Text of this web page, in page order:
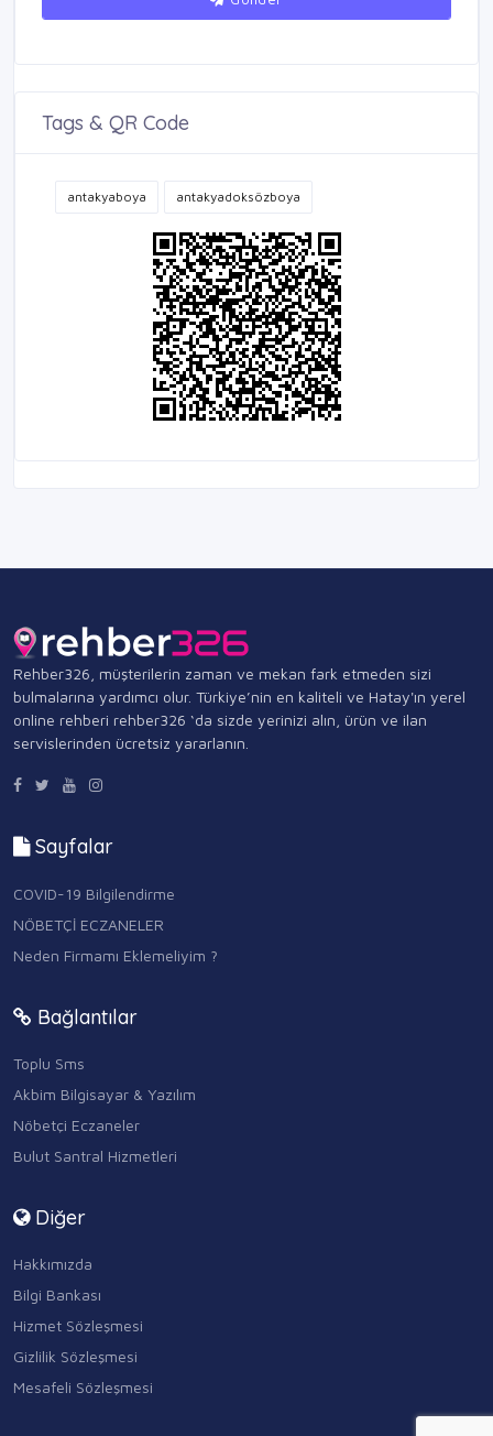
Tags & QR Code
antakyaboya antakyadoksözboya
Rehber326, müşterilerin zaman ve mekan fark etmeden sizi
bulmalarına yardımcı olur. Türkiye’nin en kaliteli ve Hatay'ın yerel
online rehberi rehber326 ‘da sizde yerinizi alın, ürün ve ilan
servislerinden ücretsiz yararlanın.
Sayfalar
COVID-19 Bilgilendirme
NÖBETÇİ ECZANELER
Neden Firmamı Eklemeliyim ?
Bağlantılar
Toplu Sms
Akbim Bilgisayar & Yazılım
Nöbetçi Eczaneler
Bulut Santral Hizmetleri
Diğer
Hakkımızda
Bilgi Bankası
Hizmet Sözleşmesi
Gizlilik Sözleşmesi
Mesafeli Sözleşmesi